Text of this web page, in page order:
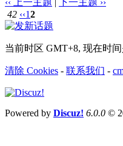
42 ‹‹12
当前时区 GMT+8, 现在时间
清除 Cookies - 联系我们 -
Powered by Discuz! 6.0.0 ©